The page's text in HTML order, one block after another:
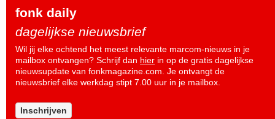
fonk daily
dagelijkse nieuwsbrief
Wil jij elke ochtend het meest relevante marcom-nieuws in je
mailbox ontvangen? Schrijf dan hier in op de gratis dagelijkse
nieuwsupdate van fonkmagazine.com. Je ontvangt de
nieuwsbrief elke werkdag stipt 7.00 uur in je mailbox.
Inschrijven